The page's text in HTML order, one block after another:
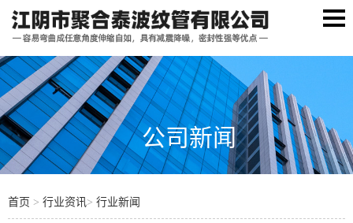
公司新闻
首页 > 行业资讯> 行业新闻